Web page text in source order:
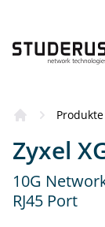
Produkte
Zyxel
10G
RJ45 Port
Das Produkt
empfehlen
Fachhändler